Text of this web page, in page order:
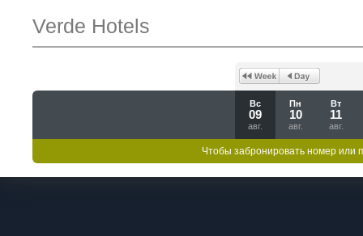
Verde Hotels
Вс
09
авг.
Пн
10
авг.
Вт
11
авг.
Чтобы забронировать номер